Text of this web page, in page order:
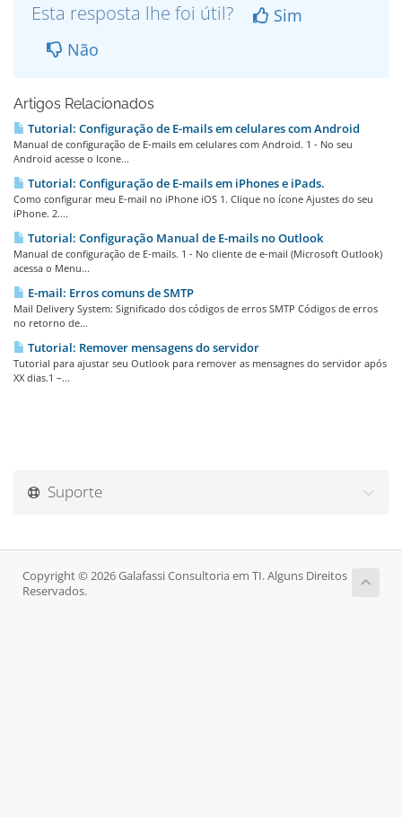
Esta resposta lhe foi útil?
Sim
Não
Artigos Relacionados
Tutorial: Configuração de E-mails em celulares com Android
Manual de configuração de E-mails em celulares com Android. 1 - No seu
Android acesse o Icone...
Tutorial: Configuração de E-mails em iPhones e iPads.
Como configurar meu E-mail no iPhone iOS 1. Clique no ícone Ajustes do seu
iPhone. 2....
Tutorial: Configuração Manual de E-mails no Outlook
Manual de configuração de E-mails. 1 - No cliente de e-mail (Microsoft Outlook)
acessa o Menu...
E-mail: Erros comuns de SMTP
Mail Delivery System: Significado dos códigos de erros SMTP Códigos de erros
no retorno de...
Tutorial: Remover mensagens do servidor
Tutorial para ajustar seu Outlook para remover as mensagnes do servidor após
XX dias.1 –...
Suporte
Copyright © 2026 Galafassi Consultoria em TI. Alguns Direitos
Reservados.